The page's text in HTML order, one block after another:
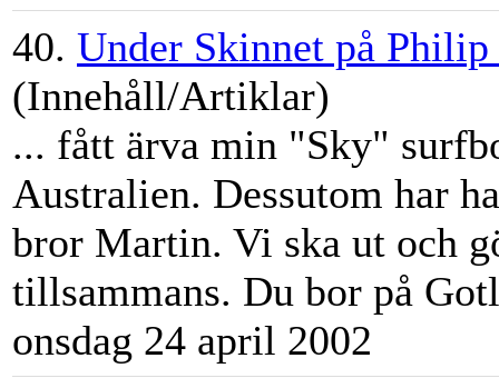
40. Under Skinnet på
(Innehåll/Artiklar)
... fått ärva min "Sky"
Australien. Dessutom har
bror Martin. Vi ska ut och
tillsammans. Du bor på
onsdag 24 april 2002